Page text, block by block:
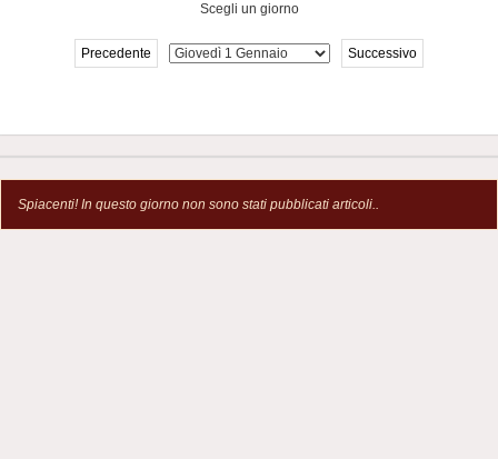
Scegli un giorno
Precedente Successivo
Spiacenti! In questo giorno non sono stati pubblicati articoli..